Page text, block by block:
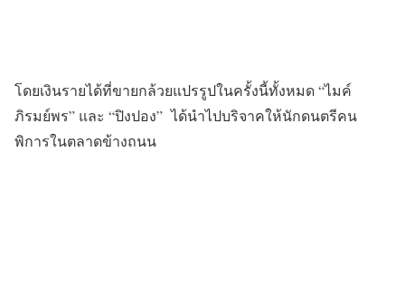
โดยเงินรายได้ที่ขายกล้วยแปรรูปในครั้งนี้ทั้งหมด “ไมค์
ภิรมย์พร” และ “ปิงปอง” ได้นำไปบริจาคให้นักดนตรีคน
พิการในตลาดข้างถนน